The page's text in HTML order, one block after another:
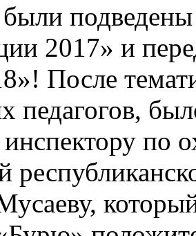
2017» и
После
педагогов,
по